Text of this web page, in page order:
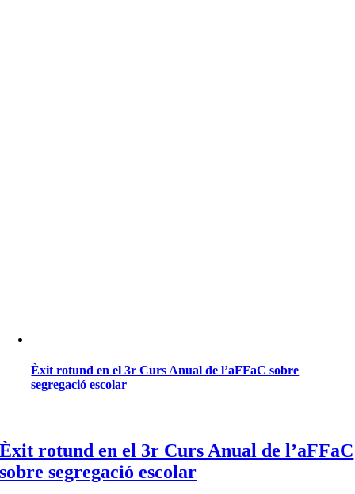
Èxit rotund en el 3r Curs Anual de l’aFFaC sobre
segregació escolar
Èxit rotund en el 3r Curs Anual de l’aFFaC
sobre segregació escolar